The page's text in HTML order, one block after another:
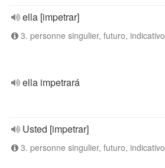
ella [impetrar]
3. personne singulier, futuro, indicativo
ella impetrará
Usted [impetrar]
3. personne singulier, futuro, indicativo